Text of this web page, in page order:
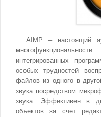
AIMP – настоящий
интегрированных
особых трудностей
файлов из одного в
звука посредством
звука. Эффективен в
объектов за счет